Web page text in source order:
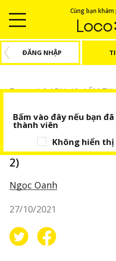
Cùng bạn khám
ĐĂNG NHẬP
Trang chủ/Bài viết/ẨM
ẨM THỰC Tokyo BÀI VIẾT NỔI
10 món nhất định
2)
Ngọc Oanh
27/10/2021
Không hiển thị
Bấm vào đây nếu bạn đã
thành viên